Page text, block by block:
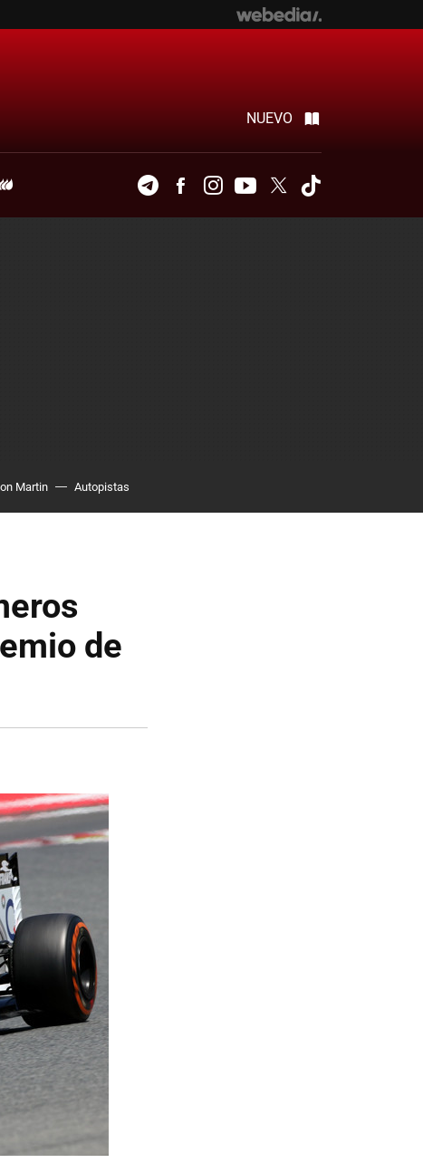
NUEVO
TelegramFacebookInstagramYoutubeTwitter
Martin Autopistas
de